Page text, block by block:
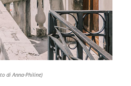
di Anna-Philine)